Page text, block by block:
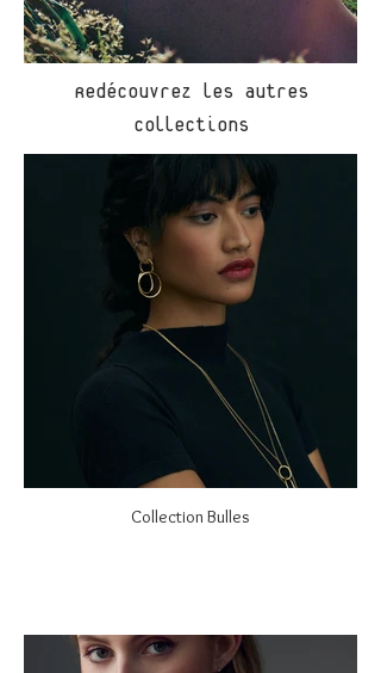
Redécouvrez les autres
collections
Collection Bulles